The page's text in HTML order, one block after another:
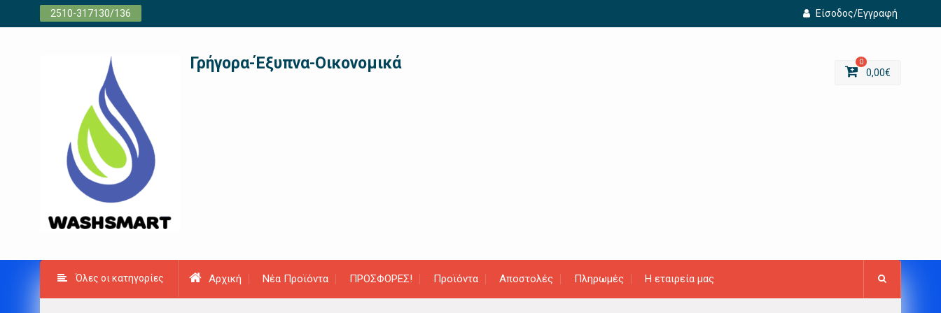
Προχωρήστε
2510-317130/136 Είσοδος/Εγγραφή
Γρήγορα-Έξυπνα-Οικονομικά 0
0,00€
Όλες οι κατηγορίες Αρχική Νέα Προϊόντα ΠΡΟΣΦΟΡΕΣ! Προϊόντα Αποστολές Πληρωμές Η εταιρεία μας